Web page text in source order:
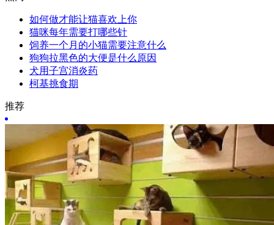
如何做才能让猫喜欢上你
猫咪每年需要打哪些针
饲养一个月的小猫需要注意什么
狗狗拉黑色的大便是什么原因
犬用子宫消炎药
柯基挑食期
推荐